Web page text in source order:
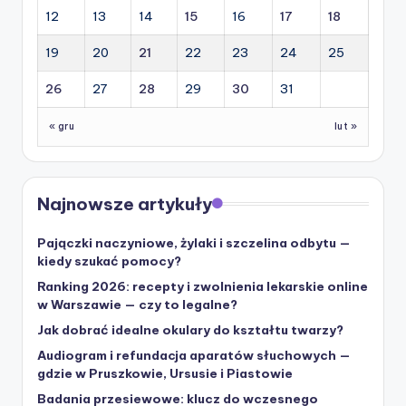
12 13 14 15 16 17 18
19 20 21 22 23 24 25
26 27 28 29 30 31
« gru lut »
Najnowsze artykuły
Pajączki naczyniowe, żylaki i szczelina odbytu —
kiedy szukać pomocy?
Ranking 2026: recepty i zwolnienia lekarskie online
w Warszawie — czy to legalne?
Jak dobrać idealne okulary do kształtu twarzy?
Audiogram i refundacja aparatów słuchowych —
gdzie w Pruszkowie, Ursusie i Piastowie
Badania przesiewowe: klucz do wczesnego